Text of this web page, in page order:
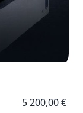
5 200,00 €